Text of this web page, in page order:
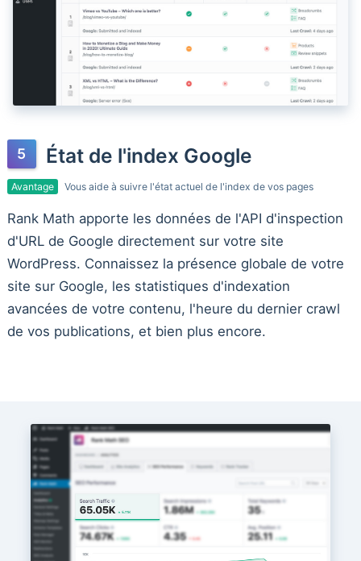
État de l'index Google
Avantage Vous aide à suivre l'état actuel de l'index de vos pages
Rank Math apporte les données de l'API d'inspection
d'URL de Google directement sur votre site
WordPress. Connaissez la présence globale de votre
site sur Google, les statistiques d'indexation
avancées de votre contenu, l'heure du dernier crawl
de vos publications, et bien plus encore.